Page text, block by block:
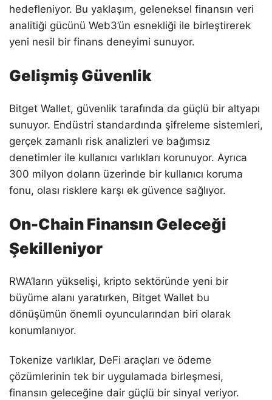
hedefleniyor. Bu yaklaşım, geleneksel finansın veri
analitiği gücünü Web3’ün esnekliği ile birleştirerek
yeni nesil bir finans deneyimi sunuyor.
Gelişmiş Güvenlik
Bitget Wallet, güvenlik tarafında da güçlü bir altyapı
sunuyor. Endüstri standardında şifreleme sistemleri,
gerçek zamanlı risk analizleri ve bağımsız
denetimler ile kullanıcı varlıkları korunuyor. Ayrıca
300 milyon doların üzerinde bir kullanıcı koruma
fonu, olası risklere karşı ek güvence sağlıyor.
On-Chain Finansın Geleceği
Şekilleniyor
RWA’ların yükselişi, kripto sektöründe yeni bir
büyüme alanı yaratırken, Bitget Wallet bu
dönüşümün önemli oyuncularından biri olarak
konumlanıyor.
Tokenize varlıklar, DeFi araçları ve ödeme
çözümlerinin tek bir uygulamada birleşmesi,
finansın geleceğine dair güçlü bir sinyal veriyor.